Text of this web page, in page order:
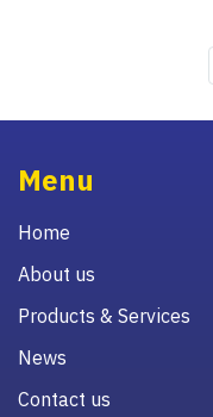
Menu
Home
About us
Products & Services
News
Contact us